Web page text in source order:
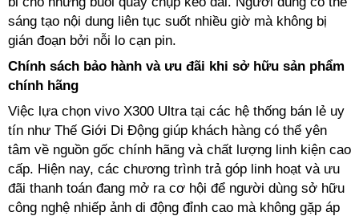
sáng tạo nội dung liên tục suốt nhiều giờ mà không bị
gián đoạn bởi nỗi lo cạn pin.
Chính sách bảo hành và ưu đãi khi sở hữu sản phẩm
chính hãng
Việc lựa chọn vivo X300 Ultra tại các hệ thống bán lẻ uy
tín như Thế Giới Di Động giúp khách hàng có thể yên
tâm về nguồn gốc chính hãng và chất lượng linh kiện cao
cấp. Hiện nay, các chương trình trả góp linh hoạt và ưu
đãi thanh toán đang mở ra cơ hội để người dùng sở hữu
công nghệ nhiếp ảnh di động đỉnh cao mà không gặp áp